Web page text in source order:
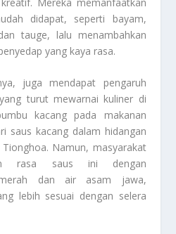
didapat, seperti bayam,
tauge, lalu menambahkan
yang kaya rasa.
juga mendapat pengaruh
turut mewarnai kuliner di
kacang pada makanan
saus kacang dalam hidangan
Namun, masyarakat
rasa saus ini dengan
dan air asam jawa,
lebih sesuai dengan selera